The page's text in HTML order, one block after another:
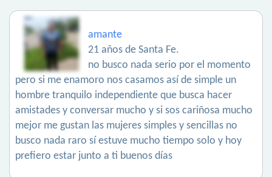
amante
21 años de Santa Fe.
no busco nada serio por el momento
pero si me enamoro nos casamos así de simple un
hombre tranquilo independiente que busca hacer
amistades y conversar mucho y si sos cariñosa mucho
mejor me gustan las mujeres simples y sencillas no
busco nada raro sí estuve mucho tiempo solo y hoy
prefiero estar junto a ti buenos días